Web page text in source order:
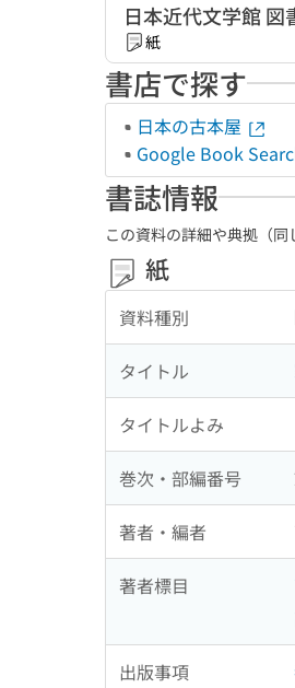
日本近代文学館 図
紙
書店で探す
日本の古本屋
Google Book
書誌情報
この資料の詳細や典拠（同
紙
資料種別
タイトル
タイトルよみ
巻次・部編番号
著者・編者
著者標目
出版事項